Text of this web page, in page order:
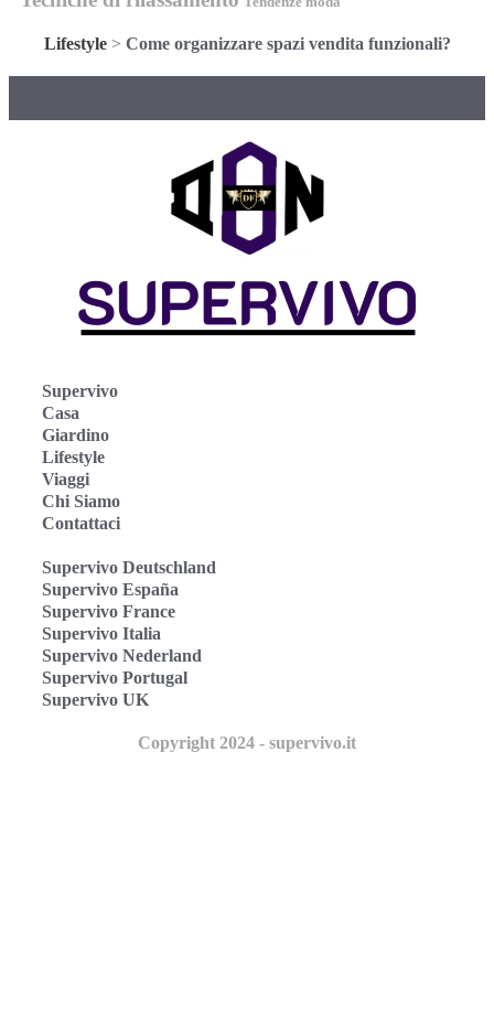
Lifestyle> Come organizzare spazi vendita funzionali?
Supervivo
Casa
Giardino
Lifestyle
Viaggi
Chi Siamo
Contattaci
Supervivo Deutschland
Supervivo España
Supervivo France
Supervivo Italia
Supervivo Nederland
Supervivo Portugal
Supervivo UK
Copyright 2024 - supervivo.it